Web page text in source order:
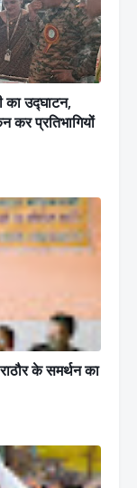
का उद्घाटन,
कर प्रतिभागियों
के समर्थन का